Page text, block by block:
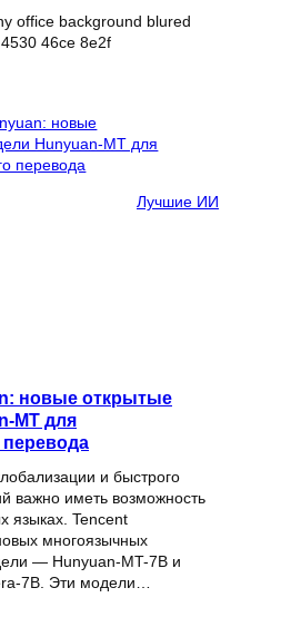
Лучшие ИИ
новые открытые
MT для
и быстрого
важно иметь возможность
языках. Tencent
многоязычных
— Hunyuan-MT-7B и
7B. Эти модели…